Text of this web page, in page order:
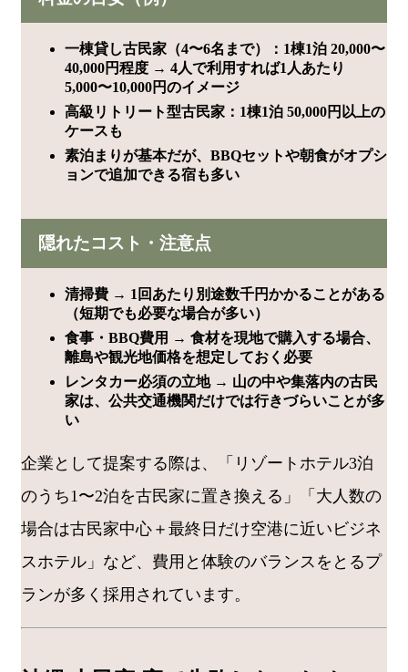
一棟貸し古民家（4〜6名まで）：1棟1泊 20,000〜
40,000円程度 → 4人で利用すれば1人あたり
5,000〜10,000円のイメージ
高級リトリート型古民家：1棟1泊 50,000円以上の
ケースも
素泊まりが基本だが、BBQセットや朝食がオプシ
ョンで追加できる宿も多い
隠れたコスト・注意点
清掃費 → 1回あたり別途数千円かかることがある
（短期でも必要な場合が多い）
食事・BBQ費用 → 食材を現地で購入する場合、
離島や観光地価格を想定しておく必要
レンタカー必須の立地 → 山の中や集落内の古民
家は、公共交通機関だけでは行きづらいことが多
い
企業として提案する際は、「リゾートホテル3泊
のうち1〜2泊を古民家に置き換える」「大人数の
場合は古民家中心＋最終日だけ空港に近いビジネ
スホテル」など、費用と体験のバランスをとるプ
ランが多く採用されています。